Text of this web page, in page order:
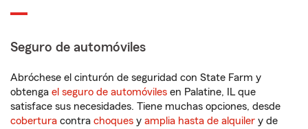
Seguro de automóviles
Abróchese el cinturón de seguridad con State Farm y
obtenga el seguro de automóviles en Palatine, IL que
satisface sus necesidades. Tiene muchas opciones, desde
cobertura contra choques y amplia hasta de alquiler y de